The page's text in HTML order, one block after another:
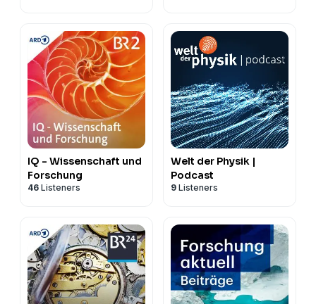
IQ - Wissenschaft und
Forschung
46 Listeners
Welt der Physik |
Podcast
9 Listeners